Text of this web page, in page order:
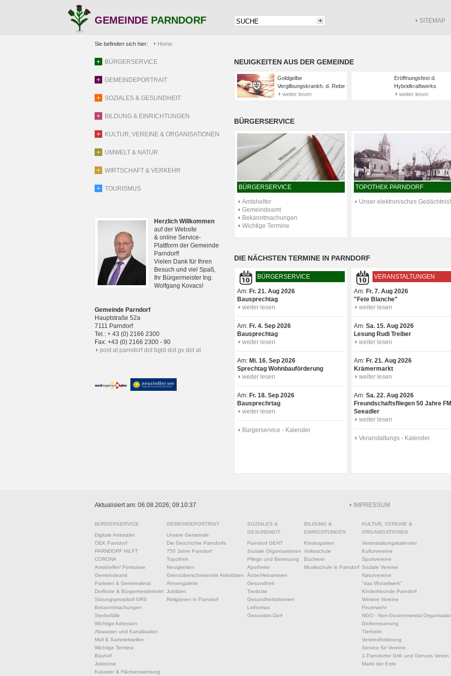
GEMEINDE PARNDORF SITEMAP
Sie befinden sich hier: Home
BÜRGERSERVICE
GEMEINDEPORTRAIT
SOZIALES & GESUNDHEIT
BILDUNG & EINRICHTUNGEN
KULTUR, VEREINE & ORGANISATIONEN
UMWELT & NATUR
WIRTSCHAFT & VERKEHR
TOURISMUS
Herzlich Willkommen
auf der Website
& online Service-
Plattform der Gemeinde
Parndorf!
Vielen Dank für Ihren
Besuch und viel Spaß,
Ihr Bürgermeister Ing.
Wolfgang Kovacs!
Gemeinde Parndorf
Hauptstraße 52a
7111 Parndorf
Tel.: + 43 (0) 2166 2300
Fax: +43 (0) 2166 2300 - 90
post at parndorf dot bgld dot gv dot at
NEUIGKEITEN AUS DER GEMEINDE
Goldgelbe
Vergilbungskrankh. d. Rebe
weiter lesen
Eröffnungsfest d.
Hybridkraftwerks
weiter lesen
BÜRGERSERVICE
BÜRGERSERVICE
Amtshelfer
Gemeindeamt
Bekanntmachungen
Wichtige Termine
TOPOTHEK PARNDORF
Unser elektronisches Gedächtnis!
DIE NÄCHSTEN TERMINE IN PARNDORF
BÜRGERSERVICE
Am: Fr. 21. Aug 2026
Bausprechtag
weiter lesen
Am: Fr. 4. Sep 2026
Bausprechtag
weiter lesen
Am: Mi. 16. Sep 2026
Sprechtag Wohnbauförderung
weiter lesen
Am: Fr. 18. Sep 2026
Bausprechrtag
weiter lesen
Bürgerservice - Kalender
VERANSTALTUNGEN
Am: Fr. 7. Aug 2026
"Fete Blanche"
weiter lesen
Am: Sa. 15. Aug 2026
Lesung Rudi Treiber
weiter lesen
Am: Fr. 21. Aug 2026
Krämermarkt
weiter lesen
Am: Sa. 22. Aug 2026
Freundschaftsfliegen 50 Jahre
Seeadler
weiter lesen
Veranstaltungs - Kalender
Aktualisiert am: 06.08.2026; 09:10:37 IMPRESSUM
BÜRGERSERVICE
Digitale Amtstafel
ÖEK Parndorf
PARNDORF HILFT
CORONA
Amtshelfer/ Formulare
Gemeindeamt
Parteien & Gemeinderat
Dorfbote & Bürgermeisterbrief
Sitzungsprotokoll GRS
Bekanntmachungen
Sterbefälle
Wichtige Adressen
Abwasser und Kanalisation
Müll & Sammelstellen
Wichtige Termine
Bauhof
Jobbörse
Kataster & Flächenwidmung
GEMEINDEPORTRAIT
Unsere Gemeinde
Die Geschichte Parndorfs
750 Jahre Parndorf
Topothek
Neuigkeiten
Grenzüberschreitende Aktivitäten
Ahnengalerie
Jubiläen
Religionen in Parndorf
SOZIALES &
GESUNDHEIT
Parndorf GEHT
Soziale Organisationen
Pflege und Betreuung
Apotheke
Ärzte/Hebammen
Gesundheit
Tierärzte
Gesundheitsthemen
Leihomas
Gesundes Dorf
BILDUNG &
EINRICHTUNGEN
Kindergärten
Volksschule
Bücherei
Musikschule in Parndorf
KULTUR, VEREINE &
ORGANISATIONEN
Veranstaltungskalender
Kulturvereine
Sportvereine
Soziale Vereine
Naturvereine
"das Wurzelwerk"
Kinderfreunde Parndorf
Weitere Vereine
Feuerwehr
NGO - Non-Governmental
Dorferneuerung
Tierheim
Vereinsförderung
Service für Vereine
1.Parndorfer Grill- und Genuss Verein
Markt der Erde